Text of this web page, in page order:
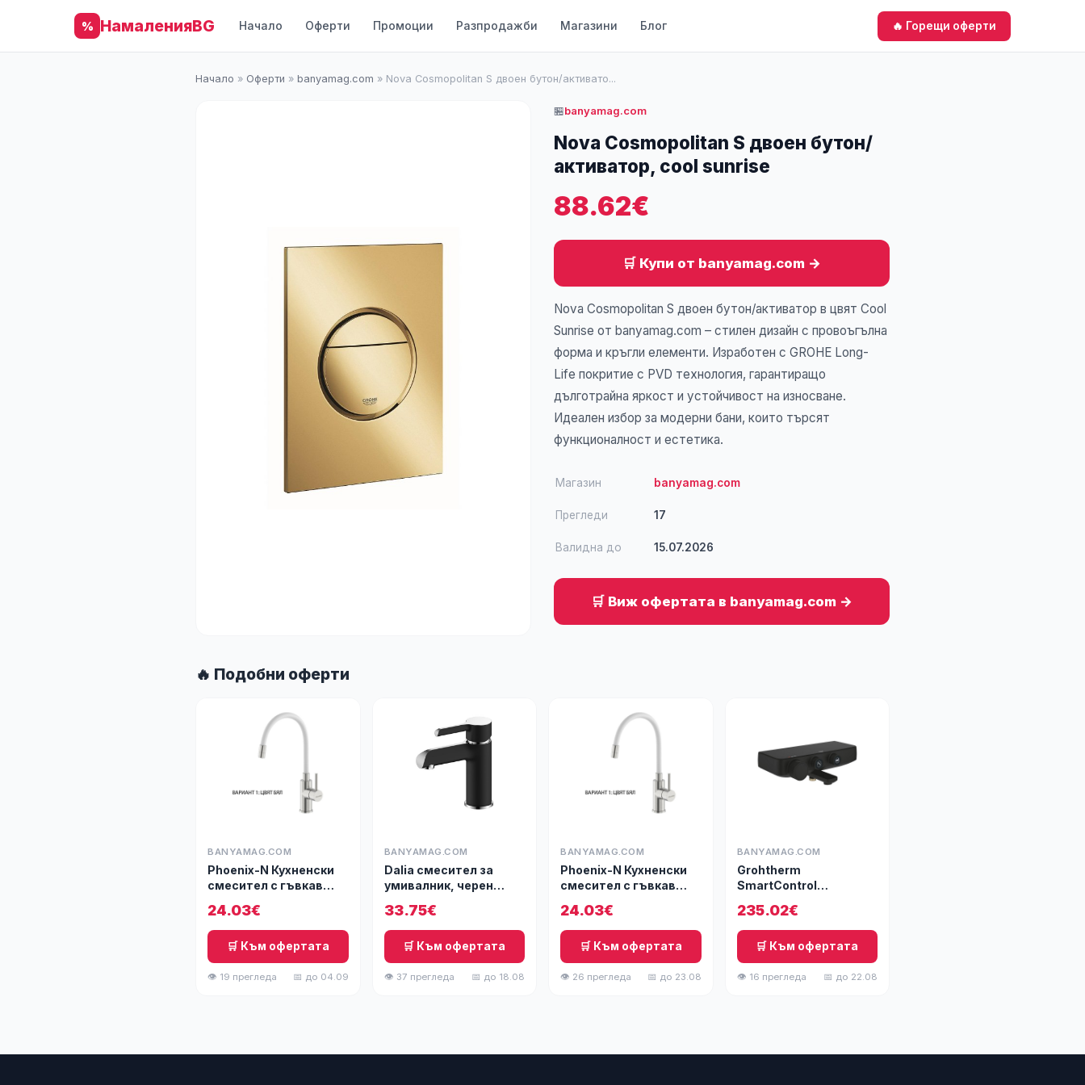
% НамаленияBG Начало Оферти Промоции Разпродажби Магазини Блог 🔥 Горещи оферти
Начало » Оферти » banyamag.com » Nova Cosmopolitan S двоен бутон/активато...
🏪banyamag.com
Nova Cosmopolitan S двоен бутон/
активатор, cool sunrise
88.62€
🛒 Купи от banyamag.com →
Nova Cosmopolitan S двоен бутон/активатор в цвят Cool
Sunrise от banyamag.com – стилен дизайн с провоъгълна
форма и кръгли елементи. Изработен с GROHE Long-
Life покритие с PVD технология, гарантиращо
дълготрайна яркост и устойчивост на износване.
Идеален избор за модерни бани, които търсят
функционалност и естетика.
Магазин banyamag.com
Прегледи 17
Валидна до 15.07.2026
🛒 Виж офертата в banyamag.com →
🔥 Подобни оферти
BANYAMAG.COM
Phoenix-N Кухненски
смесител с гъвкав
24.03€
🛒 Към офертата
👁 19 прегледа 📅 до 04.09
BANYAMAG.COM
Dalia смесител за
умивалник, черен
33.75€
🛒 Към офертата
👁 37 прегледа 📅 до 18.08
BANYAMAG.COM
Phoenix-N Кухненски
смесител с гъвкав
24.03€
🛒 Към офертата
👁 26 прегледа 📅 до 23.08
BANYAMAG.COM
Grohtherm
SmartControl
смесител за вана/
душ, бутонен, phantom
black
235.02€
🛒 Към офертата
👁 16 прегледа 📅 до 22.08